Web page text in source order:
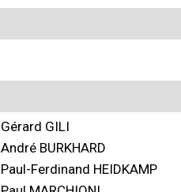
Gérard GILI
André BURKHARD
Paul-Ferdinand HEIDKAMP